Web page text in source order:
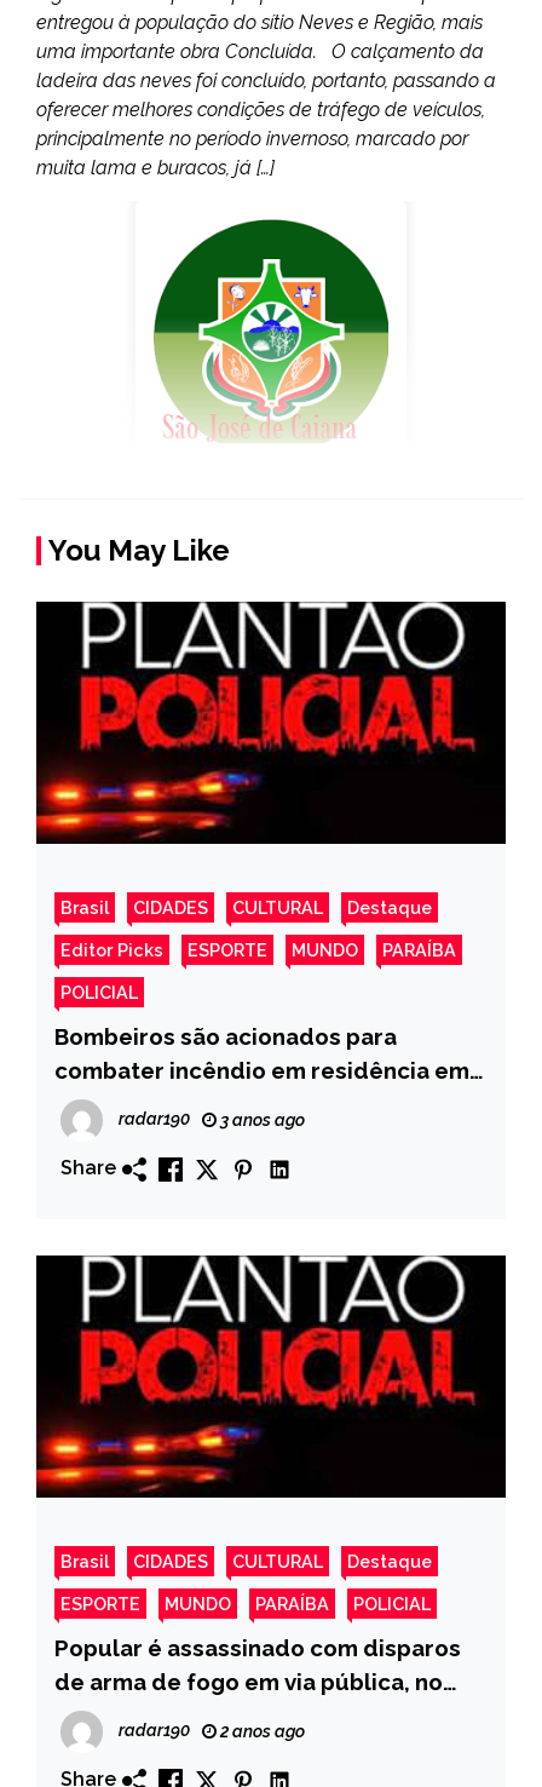
entregou à população do sítio Neves e Região, mais
uma importante obra Concluída. O calçamento da
ladeira das neves foi concluído, portanto, passando a
oferecer melhores condições de tráfego de veículos,
principalmente no período invernoso, marcado por
muita lama e buracos, já […]
You May Like
Brasil CIDADES CULTURAL Destaque
Editor Picks ESPORTE MUNDO PARAÍBA
POLICIAL
Bombeiros são acionados para
combater incêndio em residência em
Uiraúna PB
radar190 3 anos ago
Share
Brasil CIDADES CULTURAL Destaque
ESPORTE MUNDO PARAÍBA POLICIAL
Popular é assassinado com disparos
de arma de fogo em via pública, no
município de Aparecida
radar190 2 anos ago
Share